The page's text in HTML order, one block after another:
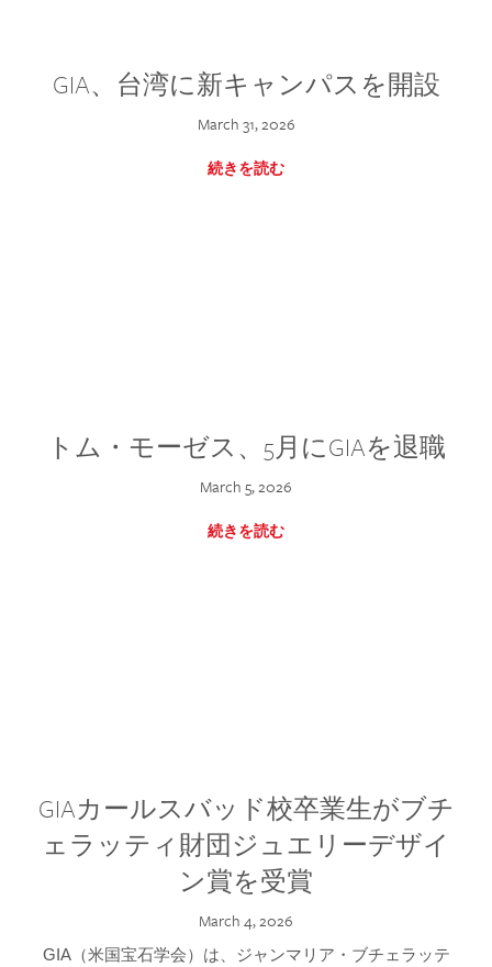
GIA、台湾に新キャンパスを開設
March 31, 2026
続きを読む
トム・モーゼス、5月にGIAを退職
March 5, 2026
続きを読む
GIAカールスバッド校卒業生がブチ
ェラッティ財団ジュエリーデザイ
ン賞を受賞
March 4, 2026
GIA（米国宝石学会）は、ジャンマリア・ブチェラッテ